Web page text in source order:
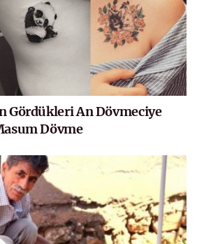
Gördükleri An Dövmeciye
Dövme